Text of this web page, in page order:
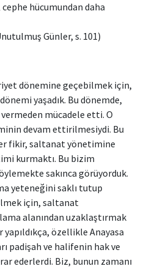
hücumundan daha
Günler, s. 101)
dönemine geçebilmek için,
yaşadık. Bu dönemde,
mücadele etti. O
devam ettirilmesiydi. Bu
fikir, saltanat yönetimine
kurmaktı. Bu bizim
sakınca görüyorduk.
yeteneğini saklı tutup
için, saltanat
alanından uzaklaştırmak
özellikle Anayasa
padişah ve halifenin hak ve
ederlerdi. Biz, bunun zamanı